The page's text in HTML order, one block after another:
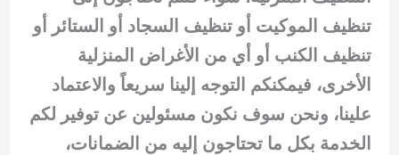
تنظيف الموكيت أو تنظيف السجاد أو الستائر أو
تنظيف الكنب أو أي من الأغراض المنزلية
الأخرى، فيمكنكم التوجه إلينا سريعاً والاعتماد
علينا، ونحن سوف نكون مسئولين عن توفير لكم
الخدمة بكل ما تحتاجون إليه من الضمانات،